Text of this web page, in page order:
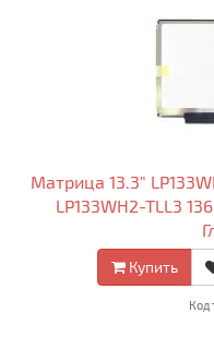
Матрица 13.3"
LP133WH2-TLL3
Купить
Код